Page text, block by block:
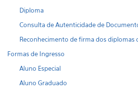
Diploma
Consulta de Autenticidade de
Reconhecimento de firma dos diplomas
Formas de Ingresso
Aluno Especial
Aluno Graduado